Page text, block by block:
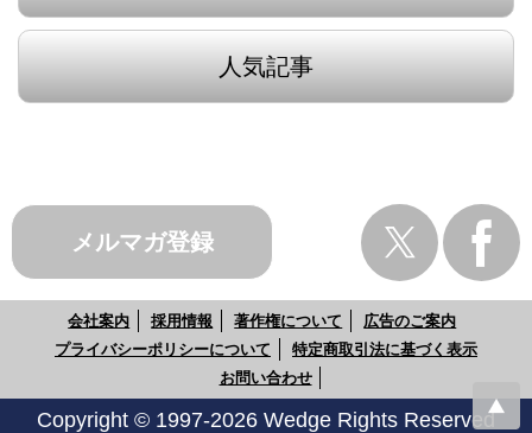
人気記事
メルマガ登録
会社案内 採用情報 著作権について
広告のご案内
プライバシーポリシーについて
特定商取引法に基づく表示
お問い合わせ
Copyright © 1997-2026 Wedge Rights Reserved